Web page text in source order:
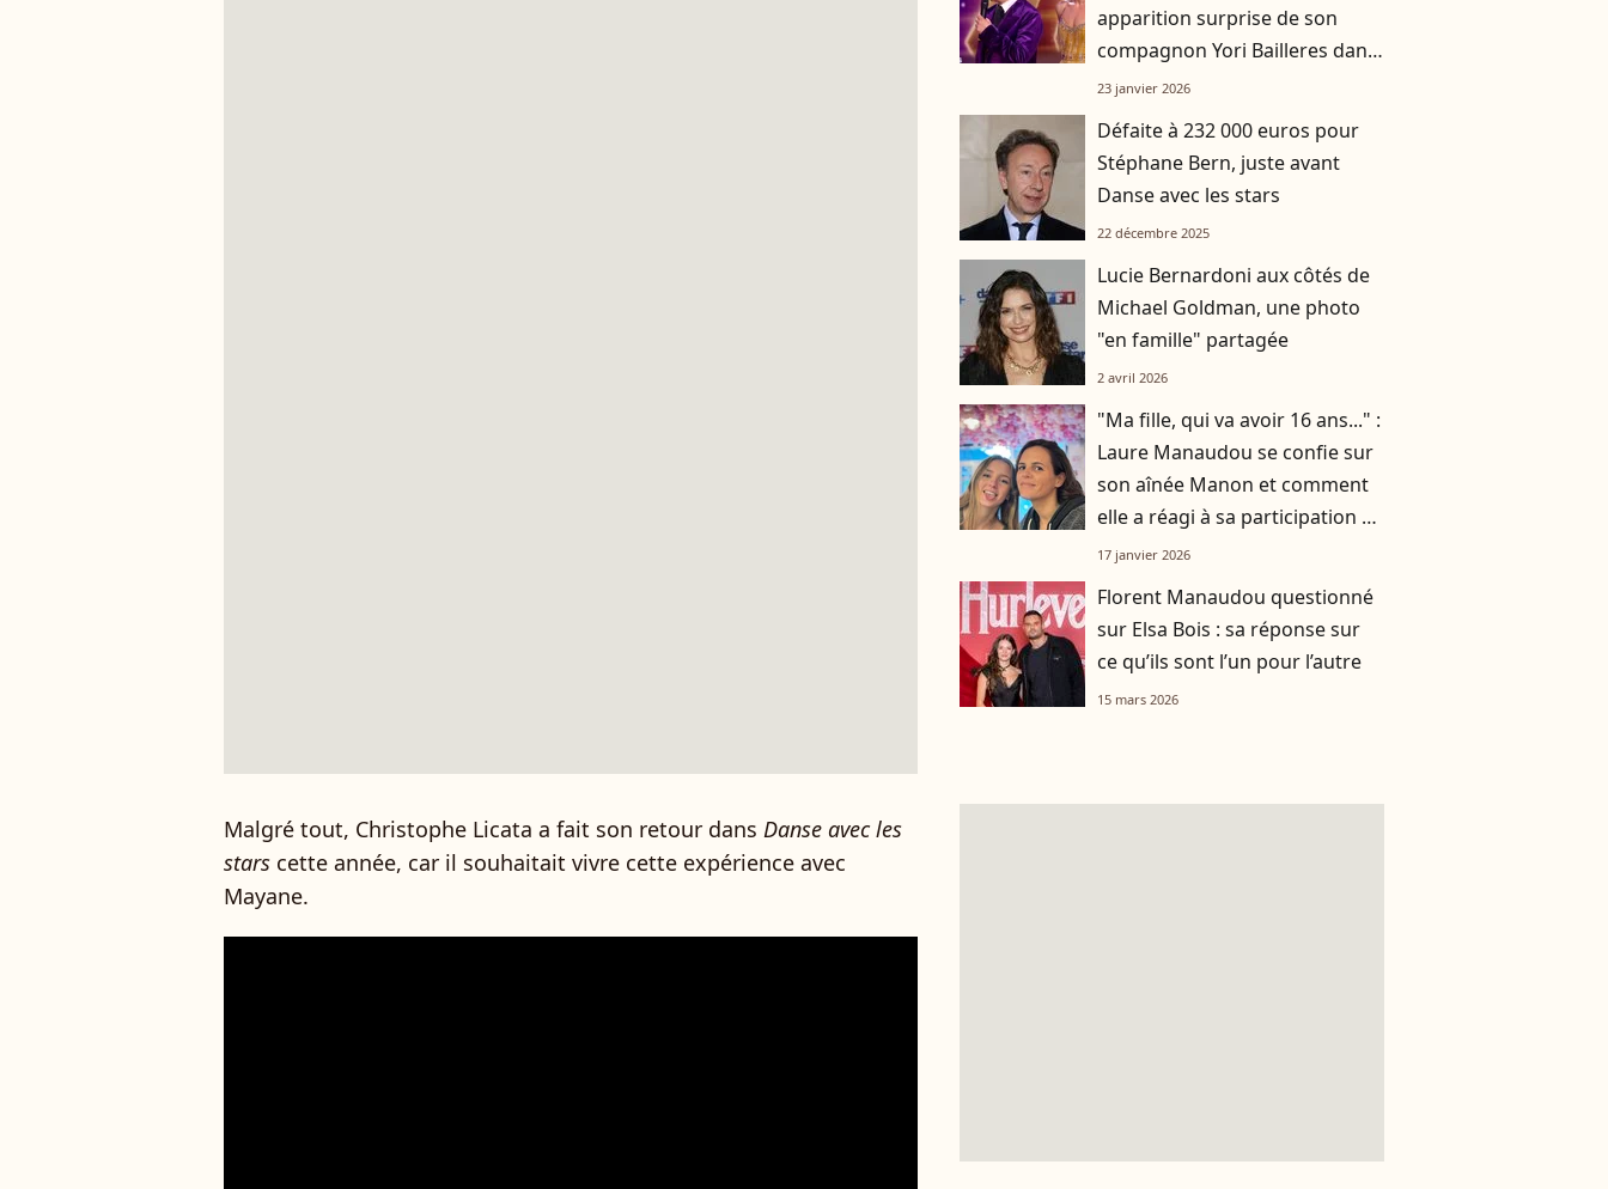
Malgré tout, Christophe Licata a fait son retour dans Danse avec les
stars cette année, car il souhaitait vivre cette expérience avec
Mayane.
apparition surprise de son
compagnon Yori Bailleres dans
Danse avec les stars
23 janvier 2026
Défaite à 232 000 euros pour
Stéphane Bern, juste avant
Danse avec les stars
22 décembre 2025
Lucie Bernardoni aux côtés de
Michael Goldman, une photo
"en famille" partagée
2 avril 2026
"Ma fille, qui va avoir 16 ans..." :
Laure Manaudou se confie sur
son aînée Manon et comment
elle a réagi à sa participation à
Danse avec les stars
17 janvier 2026
Florent Manaudou questionné
sur Elsa Bois : sa réponse sur
ce qu’ils sont l’un pour l’autre
15 mars 2026